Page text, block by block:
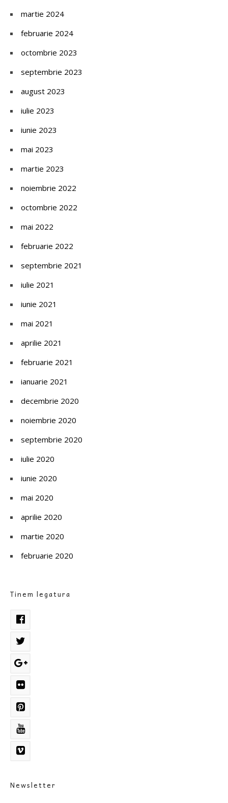
martie 2024
februarie 2024
octombrie 2023
septembrie 2023
august 2023
iulie 2023
iunie 2023
mai 2023
martie 2023
noiembrie 2022
octombrie 2022
mai 2022
februarie 2022
septembrie 2021
iulie 2021
iunie 2021
mai 2021
aprilie 2021
februarie 2021
ianuarie 2021
decembrie 2020
noiembrie 2020
septembrie 2020
iulie 2020
iunie 2020
mai 2020
aprilie 2020
martie 2020
februarie 2020
Tinem legatura
Newsletter